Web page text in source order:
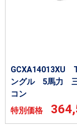
GCXA14013XU
ングル 5馬力
コン
特別価格